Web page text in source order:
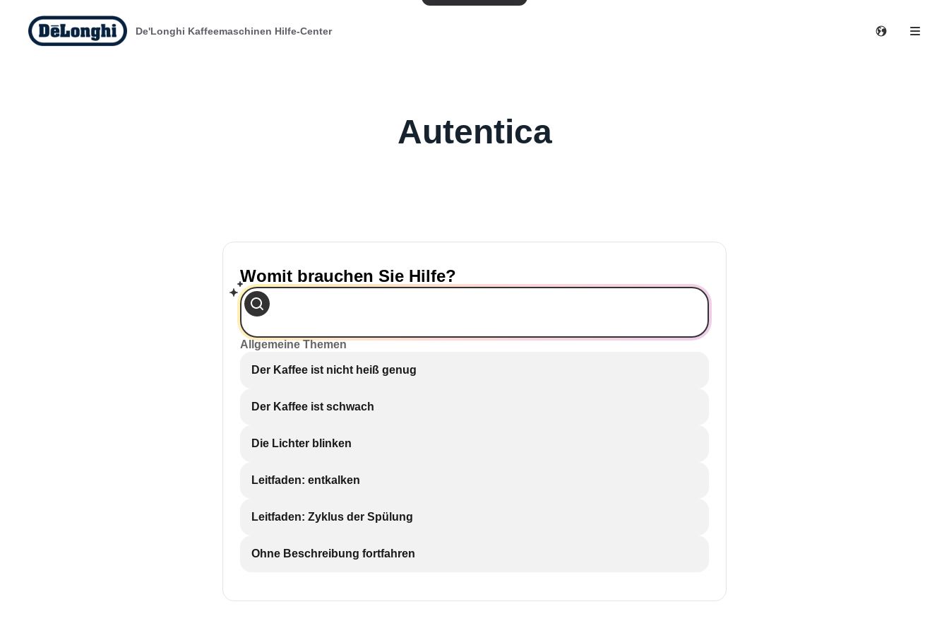
De'Longhi Kaffeemaschinen Hilfe-Center
Autentica
Womit brauchen Sie Hilfe?
Allgemeine Themen
Der Kaffee ist nicht heiß genug
Der Kaffee ist schwach
Die Lichter blinken
Leitfaden: entkalken
Leitfaden: Zyklus der Spülung
Ohne Beschreibung fortfahren